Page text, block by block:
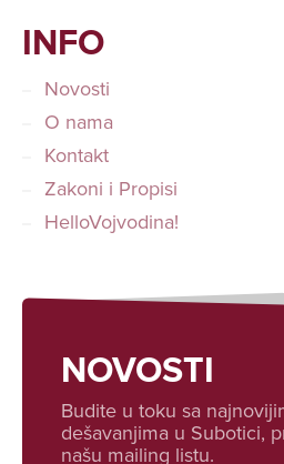
INFO
Novosti
O nama
Kontakt
Zakoni i Propisi
HelloVojvodina!
NOVOSTI
Budite u toku sa
dešavanjima u Subotici,
našu mailing listu.